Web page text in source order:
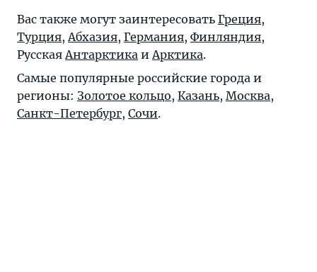
Вас также могут заинтересовать Греция,
Турция, Абхазия, Германия, Финляндия,
Русская Антарктика и Арктика.
Самые популярные российские города и
регионы: Золотое кольцо, Казань, Москва,
Санкт-Петербург, Сочи.